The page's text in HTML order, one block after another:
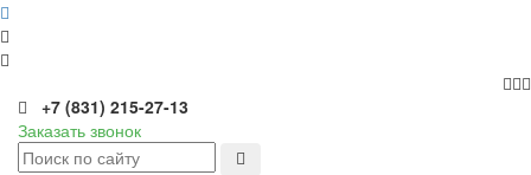
+7 (831) 215-27-13
Заказать звонок